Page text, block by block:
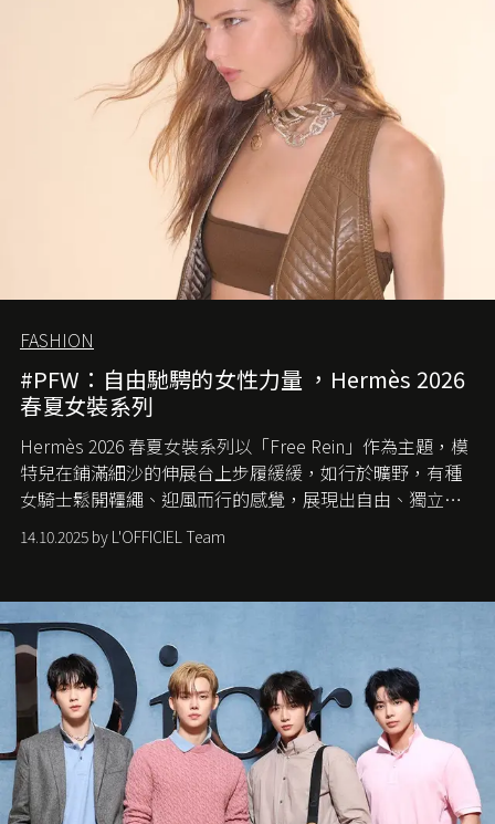
FASHION
#PFW：自由馳騁的女性力量 ，Hermès 2026
春夏女裝系列
Hermès 2026 春夏女裝系列以「Free Rein」作為主題，模
特兒在鋪滿細沙的伸展台上步履緩緩，如行於曠野，有種
女騎士鬆開韁繩、迎風而行的感覺，展現出自由、獨立與
從容的態度。
14.10.2025 by L'OFFICIEL Team